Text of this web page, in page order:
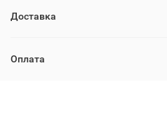
Доставка
Оплата